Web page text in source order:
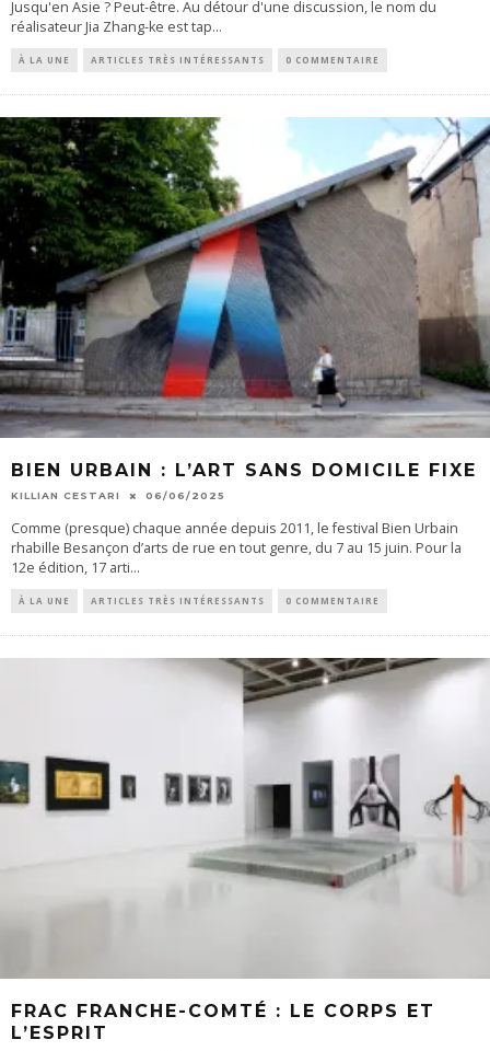
Jusqu'en Asie ? Peut-être. Au détour d'une discussion, le nom du
réalisateur Jia Zhang-ke est tap...
À LA UNE ARTICLES TRÈS INTÉRESSANTS 0 COMMENTAIRE
BIEN URBAIN : L’ART SANS DOMICILE FIXE
KILLIAN CESTARI 06/06/2025
Comme (presque) chaque année depuis 2011, le festival Bien Urbain
rhabille Besançon d’arts de rue en tout genre, du 7 au 15 juin. Pour la
12e édition, 17 arti...
À LA UNE ARTICLES TRÈS INTÉRESSANTS 0 COMMENTAIRE
FRAC FRANCHE-COMTÉ : LE CORPS ET
L’ESPRIT